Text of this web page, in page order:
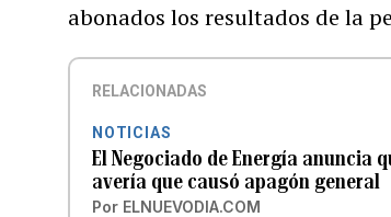
abonados los resultados de la
RELACIONADAS
NOTICIAS
El Negociado de Energía anuncia
avería que causó apagón general
Por ELNUEVODIA.COM